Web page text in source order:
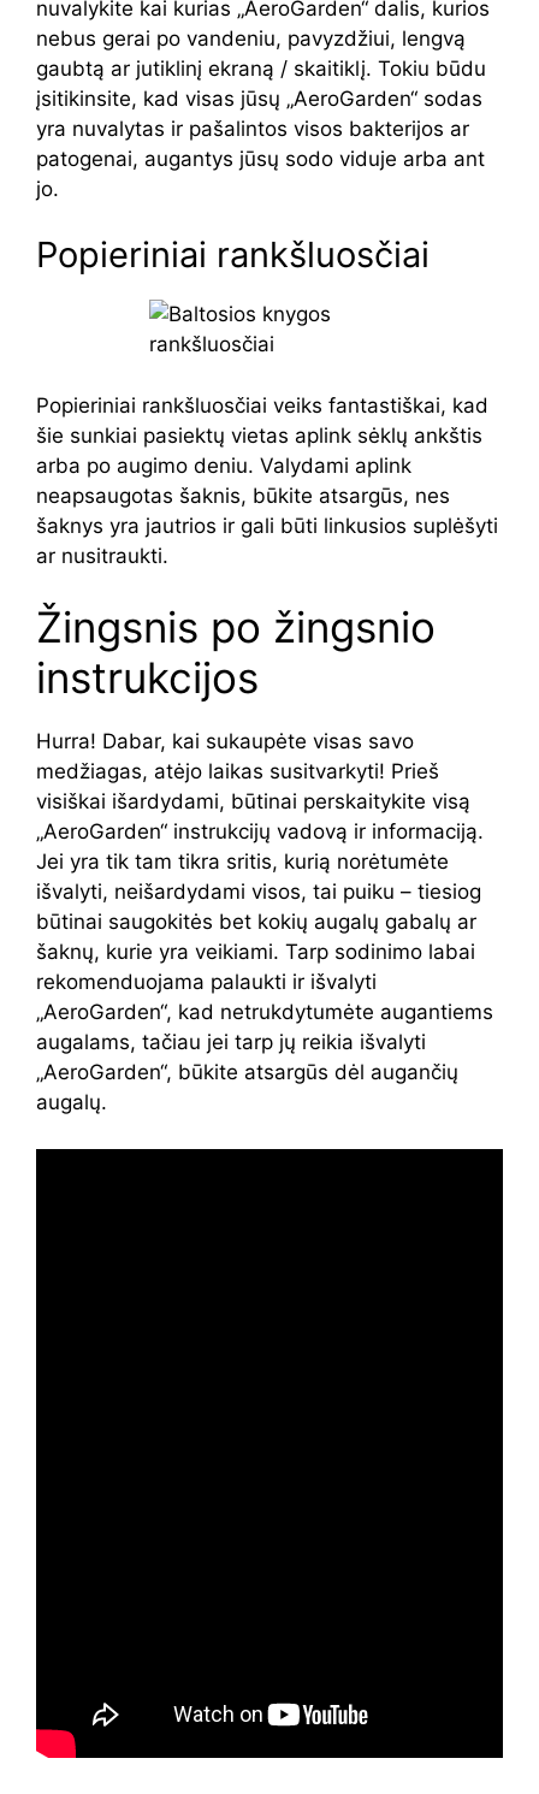
nuvalykite kai kurias „AeroGarden“ dalis, kurios
nebus gerai po vandeniu, pavyzdžiui, lengvą
gaubtą ar jutiklinį ekraną / skaitiklį. Tokiu būdu
įsitikinsite, kad visas jūsų „AeroGarden“ sodas
yra nuvalytas ir pašalintos visos bakterijos ar
patogenai, augantys jūsų sodo viduje arba ant
jo.
Popieriniai rankšluosčiai
Popieriniai rankšluosčiai veiks fantastiškai, kad
šie sunkiai pasiektų vietas aplink sėklų ankštis
arba po augimo deniu. Valydami aplink
neapsaugotas šaknis, būkite atsargūs, nes
šaknys yra jautrios ir gali būti linkusios suplėšyti
ar nusitraukti.
Žingsnis po žingsnio
instrukcijos
Hurra! Dabar, kai sukaupėte visas savo
medžiagas, atėjo laikas susitvarkyti! Prieš
visiškai išardydami, būtinai perskaitykite visą
„AeroGarden“ instrukcijų vadovą ir informaciją.
Jei yra tik tam tikra sritis, kurią norėtumėte
išvalyti, neišardydami visos, tai puiku – tiesiog
būtinai saugokitės bet kokių augalų gabalų ar
šaknų, kurie yra veikiami. Tarp sodinimo labai
rekomenduojama palaukti ir išvalyti
„AeroGarden“, kad netrukdytumėte augantiems
augalams, tačiau jei tarp jų reikia išvalyti
„AeroGarden“, būkite atsargūs dėl augančių
augalų.